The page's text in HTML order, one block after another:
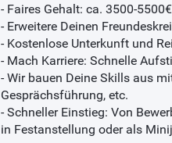
- Faires Gehalt: ca. 3500-
- Erweitere Deinen
- Kostenlose Unterkunft und
- Mach Karriere: Schnelle
- Wir bauen Deine Skills aus
Gesprächsführung, etc.
- Schneller Einstieg: Von
in Festanstellung oder als